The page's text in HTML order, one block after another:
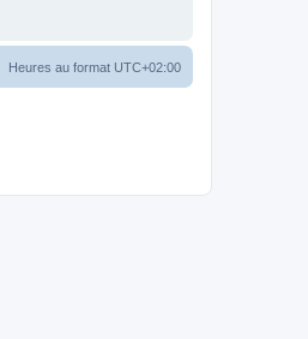
Heures au format UTC+02:00